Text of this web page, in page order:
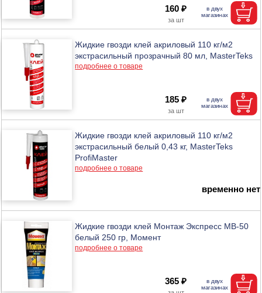
160 ₽
Жидкие гвозди клей акриловый 110 кг/м2
экстрасильный прозрачный 80 мл, MasterTeks
подробнее о товаре
185 ₽
Жидкие гвозди клей акриловый 110 кг/м2
экстрасильный белый 0,43 кг, MasterTeks
ProfiMaster
подробнее о товаре
временно нет
Жидкие гвозди клей Монтаж Экспресс МВ-50
белый 250 гр, Момент
подробнее о товаре
365 ₽